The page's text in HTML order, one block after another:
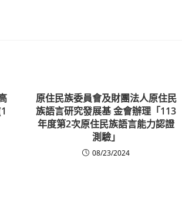
原住民族委員會及財團法人原住民
族語言研究發展基 金會辦理「113
年度第2次原住民族語言能力認證
測驗」
08/23/2024